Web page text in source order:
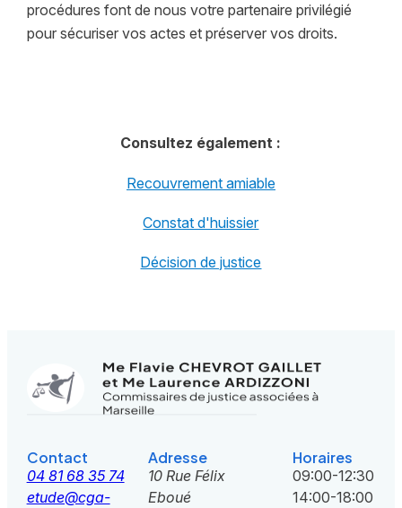
procédures font de nous votre partenaire privilégié
pour sécuriser vos actes et préserver vos droits.
Consultez également :
Recouvrement amiable
Constat d'huissier
Décision de justice
Contact
04 81 68 35 74
etude@cga-
Adresse
10 Rue Félix
Eboué
Horaires
09:00-12:30
14:00-18:00